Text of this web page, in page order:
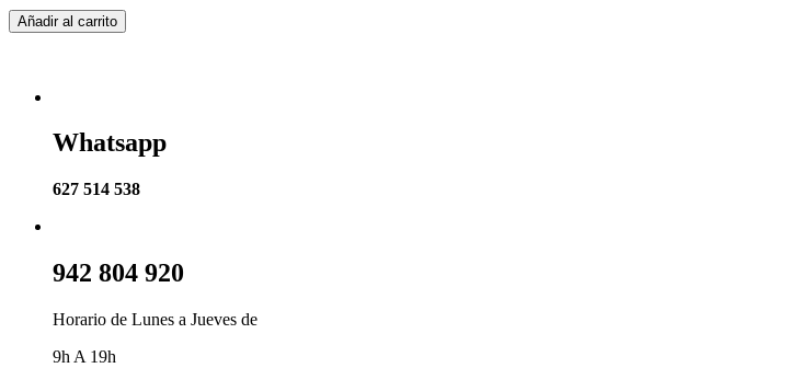
Añadir al carrito
Whatsapp
627 514 538
942 804 920
Horario de Lunes a Jueves de
9h A 19h